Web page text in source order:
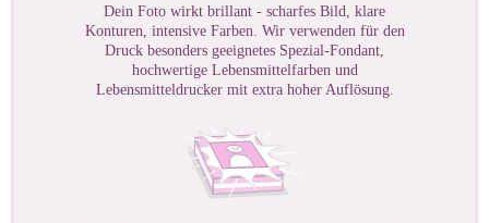
Dein Foto wirkt brillant - scharfes Bild, klare
Konturen, intensive Farben. Wir verwenden für den
Druck besonders geeignetes Spezial-Fondant,
hochwertige Lebensmittelfarben und
Lebensmitteldrucker mit extra hoher Auflösung.